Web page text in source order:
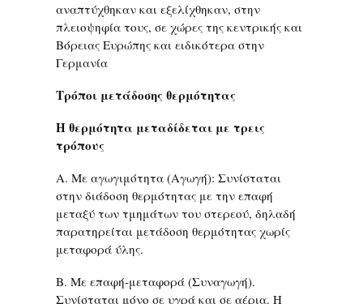
αναπτύχθηκαν και εξελίχθηκαν, στην
πλειοψηφία τους, σε χώρες της κεντρικής και
Βόρειας Ευρώπης και ειδικότερα στην
Γερμανία
Τρόποι μετάδοσης θερμότητας
Η θερμότητα μεταδίδεται με τρεις
τρόπους
Α. Με αγωγιμότητα (Αγωγή): Συνίσταται
στην διάδοση θερμότητας με την επαφή
μεταξύ των τμημάτων του στερεού, δηλαδή
παρατηρείται μετάδοση θερμότητας χωρίς
μεταφορά ύλης.
Β. Με επαφή-μεταφορά (Συναγωγή).
Συνίσταται μόνο σε υγρά και σε αέρια. Η